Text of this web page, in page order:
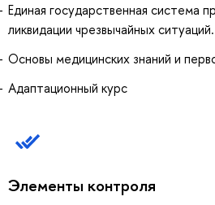
Единая государственная система
ликвидации чрезвычайных
Основы медицинских знаний и
Адаптационный курс
Элементы контроля